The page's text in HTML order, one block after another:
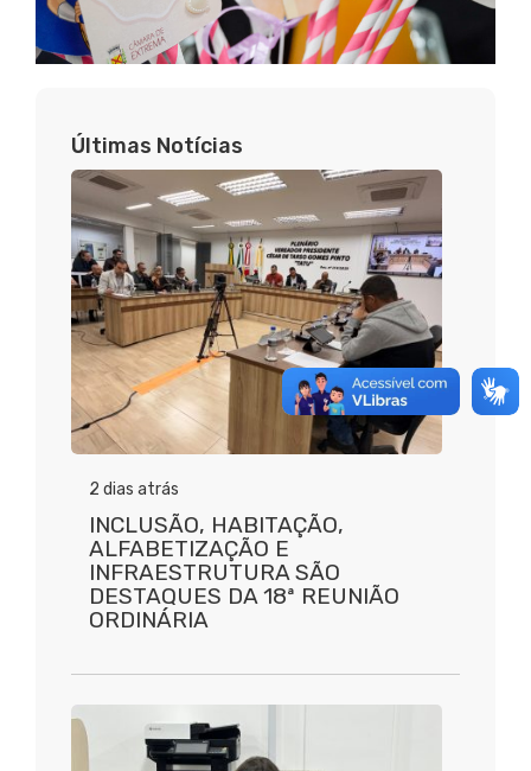
Últimas Notícias
2 dias atrás
INCLUSÃO, HABITAÇÃO,
ALFABETIZAÇÃO E
INFRAESTRUTURA SÃO
DESTAQUES DA 18ª REUNIÃO
ORDINÁRIA